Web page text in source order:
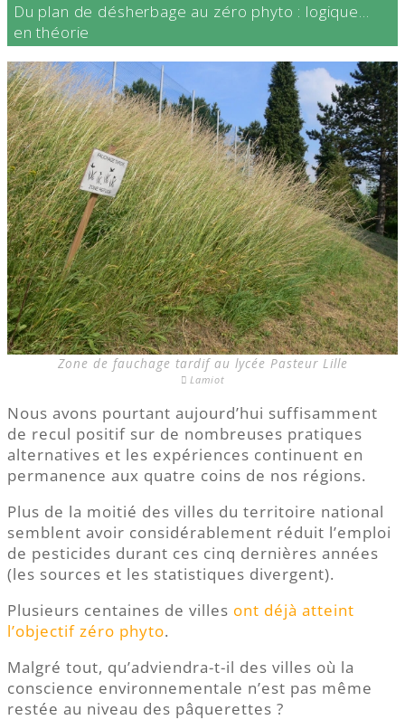
Du plan de désherbage au zéro phyto : logique…
en théorie
Zone de fauchage tardif au lycée Pasteur Lille
Lamiot
Nous avons pourtant aujourd’hui suffisamment
de recul positif sur de nombreuses pratiques
alternatives et les expériences continuent en
permanence aux quatre coins de nos régions.
Plus de la moitié des villes du territoire national
semblent avoir considérablement réduit l’emploi
de pesticides durant ces cinq dernières années
(les sources et les statistiques divergent).
Plusieurs centaines de villes ont déjà atteint
l’objectif zéro phyto.
Malgré tout, qu’adviendra-t-il des villes où la
conscience environnementale n’est pas même
restée au niveau des pâquerettes ?